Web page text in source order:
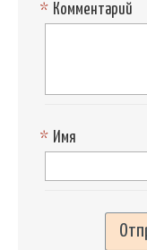
Комментарий
*
Имя
*